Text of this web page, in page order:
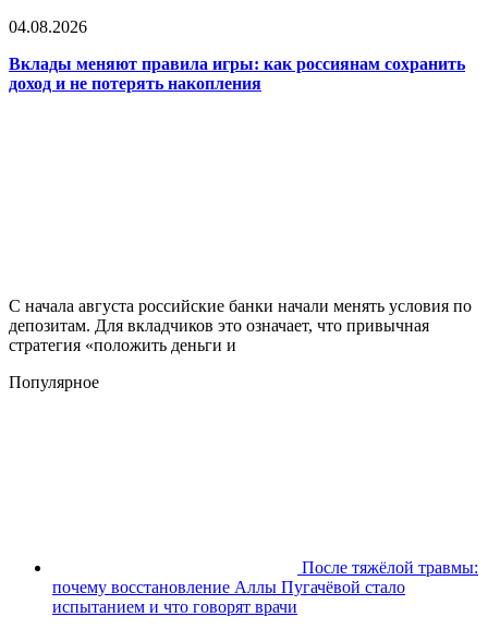
04.08.2026
Вклады меняют правила игры: как россиянам сохранить
доход и не потерять накопления
С начала августа российские банки начали менять условия по
депозитам. Для вкладчиков это означает, что привычная
стратегия «положить деньги и
Популярное
После тяжёлой травмы:
почему восстановление Аллы Пугачёвой стало
испытанием и что говорят врачи